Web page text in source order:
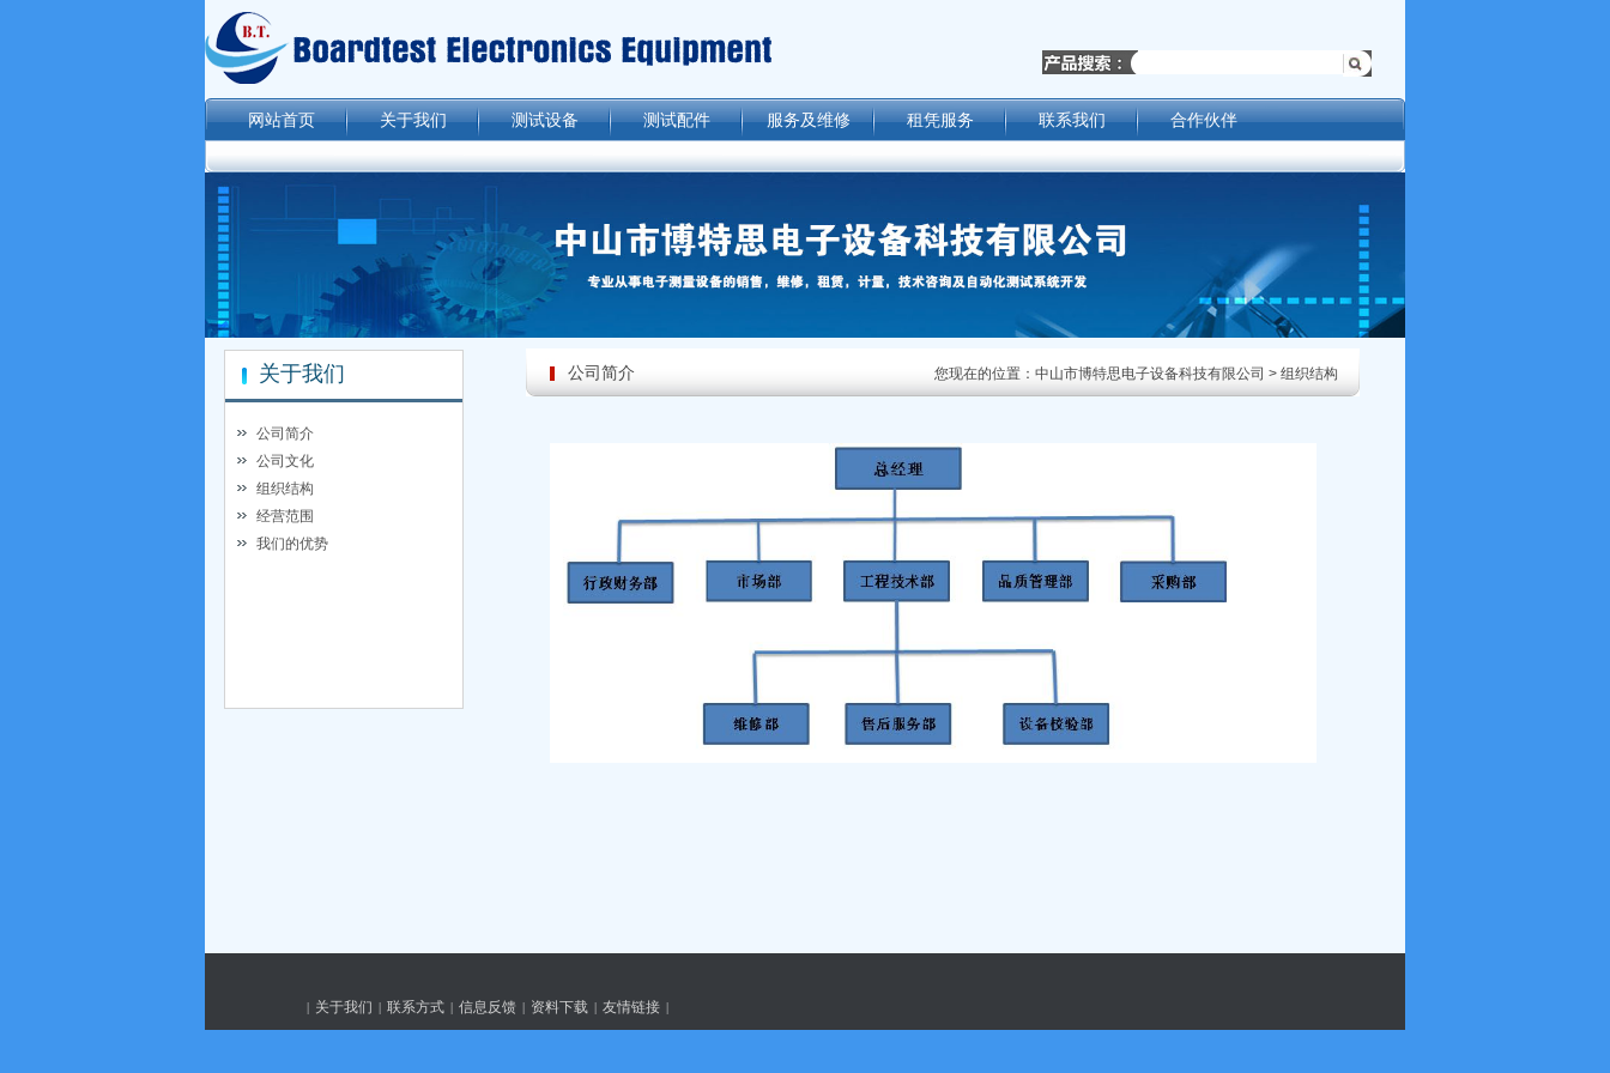
网站首页 关于我们 测试设备 测试配件 服务及维修 租凭服务 联系我们 合作伙伴
公司简介 您现在的位置： 中山市博特思电子设备科技有限公司 > 组织结构
关于我们
公司简介
公司文化
组织结构
经营范围
我们的优势
| 关于我们 | 联系方式 | 信息反馈 | 资料下载 | 友情链接 |